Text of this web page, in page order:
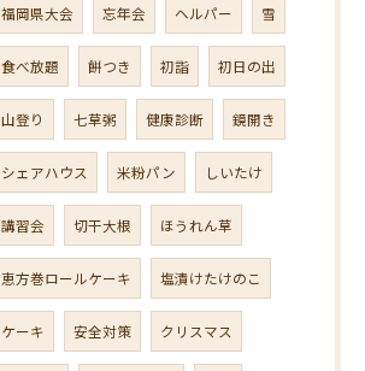
福岡県大会 忘年会 ヘルパー 雪
食べ放題 餅つき 初詣 初日の出
山登り 七草粥 健康診断 鏡開き
シェアハウス 米粉パン しいたけ
講習会 切干大根 ほうれん草
恵方巻ロールケーキ 塩漬けたけのこ
ケーキ 安全対策 クリスマス